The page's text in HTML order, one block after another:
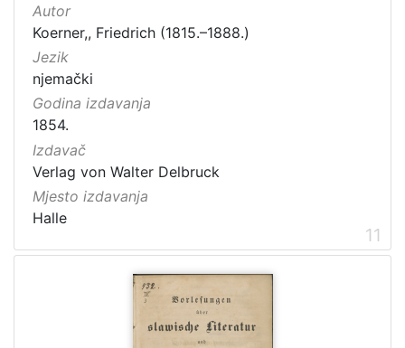
Autor
Koerner,, Friedrich (1815.–1888.)
Jezik
njemački
Godina izdavanja
1854.
Izdavač
Verlag von Walter Delbruck
Mjesto izdavanja
Halle
11